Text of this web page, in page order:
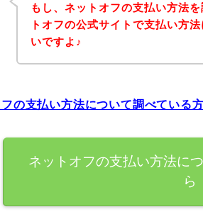
もし、ネットオフの支払い方法
トオフの公式サイトで支払い方
いですよ♪
の支払い方法について調べている
ネットオフの支払い方法に
ら